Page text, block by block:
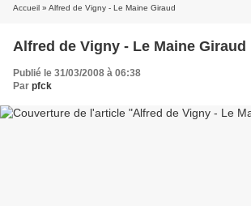
Accueil » Alfred de Vigny - Le Maine Giraud
Alfred de Vigny - Le Maine Giraud
Publié le 31/03/2008 à 06:38
Par pfck